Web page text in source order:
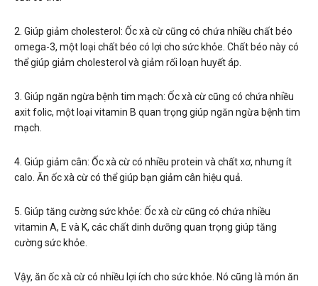
2. Giúp giảm cholesterol: Ốc xà cừ cũng có chứa nhiều chất béo
omega-3, một loại chất béo có lợi cho sức khỏe. Chất béo này có
thể giúp giảm cholesterol và giảm rối loạn huyết áp.
3. Giúp ngăn ngừa bệnh tim mạch: Ốc xà cừ cũng có chứa nhiều
axit folic, một loại vitamin B quan trọng giúp ngăn ngừa bệnh tim
mạch.
4. Giúp giảm cân: Ốc xà cừ có nhiều protein và chất xơ, nhưng ít
calo. Ăn ốc xà cừ có thể giúp bạn giảm cân hiệu quả.
5. Giúp tăng cường sức khỏe: Ốc xà cừ cũng có chứa nhiều
vitamin A, E và K, các chất dinh dưỡng quan trọng giúp tăng
cường sức khỏe.
Vậy, ăn ốc xà cừ có nhiều lợi ích cho sức khỏe. Nó cũng là món ăn